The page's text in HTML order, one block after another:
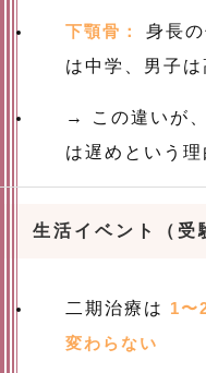
下顎骨：
身長
は中学、男子は
→ この違いが
は遅めという
生活イベント（受
二期治療は 1〜
変わらない